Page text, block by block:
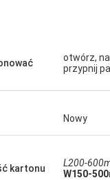
otwórz,
przypnij
Nowy
kartonu L200-
W150-